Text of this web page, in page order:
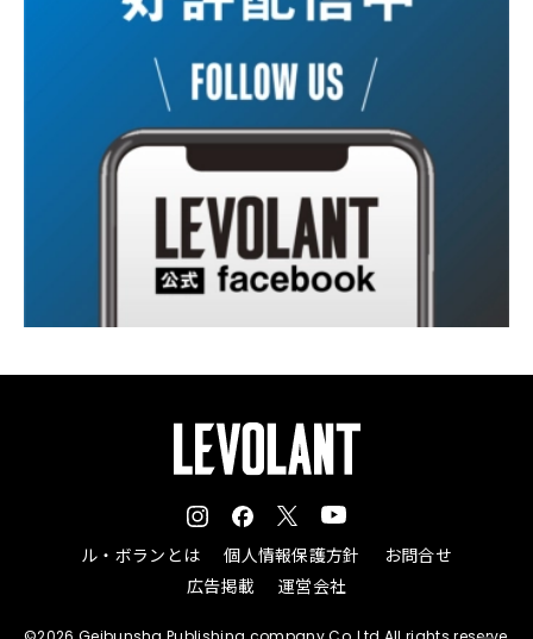
ル・ボランとは 個人情報保護方針
お問合せ
広告掲載
運営会社